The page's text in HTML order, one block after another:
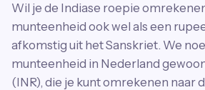
Wil je de Indiase roepie
munteenheid ook wel als een
afkomstig uit het Sanskriet. We
munteenheid in Nederland
(INR), die je kunt omrekenen naar